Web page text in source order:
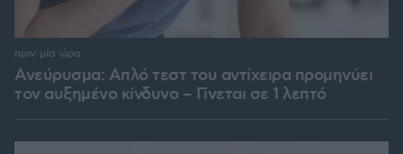
Ανεύρυσμα: Απλό τεστ του αντίχειρα προμηνύει
τον αυξημένο κίνδυνο – Γίνεται σε 1 λεπτό
πριν μία ώρα